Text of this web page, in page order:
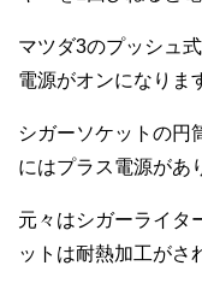
マツダ3のプッシュ
電源がオンになりま
シガーソケットの円
にはプラス電源があ
元々はシガーライタ
ットは耐熱加工がさ